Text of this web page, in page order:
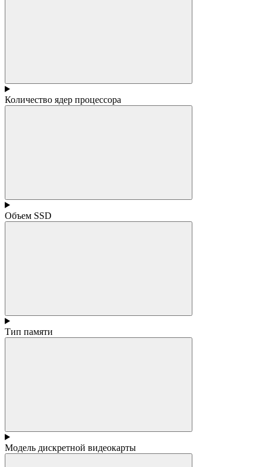
Количество ядер процессора
Объем SSD
Тип памяти
Модель дискретной видеокарты